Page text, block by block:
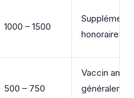
1000 – 1500
honoraires
500 – 750
Vaccin